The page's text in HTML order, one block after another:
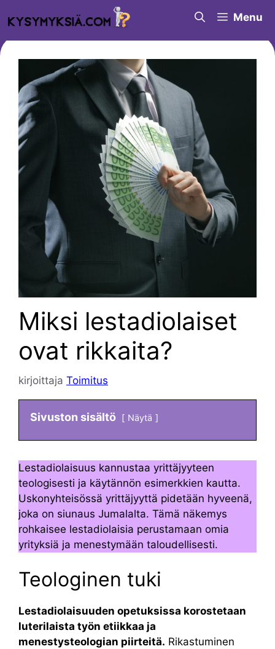
sisältöön
Menu
Miksi lestadiolaiset
ovat rikkaita?
kirjoittaja Toimitus
Sivuston sisältö Näytä
Lestadiolaisuus kannustaa yrittäjyyteen
teologisesti ja käytännön esimerkkien kautta.
Uskonyhteisössä yrittäjyyttä pidetään hyveenä,
joka on siunaus Jumalalta. Tämä näkemys
rohkaisee lestadiolaisia perustamaan omia
yrityksiä ja menestymään taloudellisesti.
Teologinen tuki
Lestadiolaisuuden opetuksissa korostetaan
luterilaista työn etiikkaa ja
menestysteologian piirteitä. Rikastuminen